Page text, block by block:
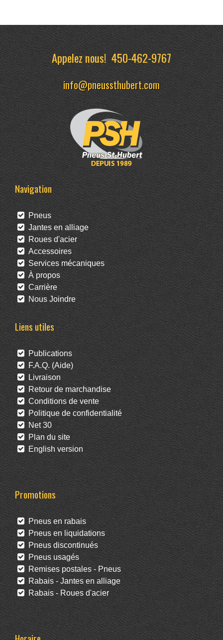
Appelez nous!450-462-9767
info@pneussthubert.com
Navigation
Pneus
Jantes en alliage
Roues d'acier
Accessoires
Services mécaniques
À propos
Carrière
Nous Joindre
Liens utiles
Publications
F.A.Q. (Aide)
Livraison
Retour de marchandise
Conditions de vente
Politique de confidentialité
Net 30
Plan du site
English version
Promotions
Pneus en rabais
Pneus en liquidations
Pneus discontinués
Pneus usagés
Remises postales - Pneus
Rabais - Jantes en alliage
Rabais - Roues d'acier